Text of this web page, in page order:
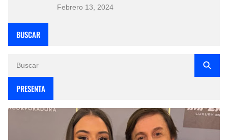
Febrero 13, 2024
BUSCAR
PRESENTA